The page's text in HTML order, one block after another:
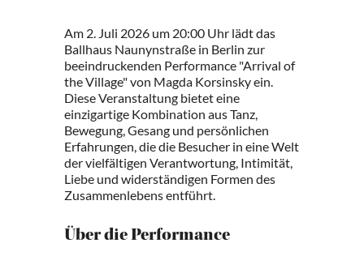
Am 2. Juli 2026 um 20:00 Uhr lädt das
Ballhaus Naunynstraße in Berlin zur
beeindruckenden Performance "Arrival of
the Village" von Magda Korsinsky ein.
Diese Veranstaltung bietet eine
einzigartige Kombination aus Tanz,
Bewegung, Gesang und persönlichen
Erfahrungen, die die Besucher in eine Welt
der vielfältigen Verantwortung, Intimität,
Liebe und widerständigen Formen des
Zusammenlebens entführt.
Über die Performance